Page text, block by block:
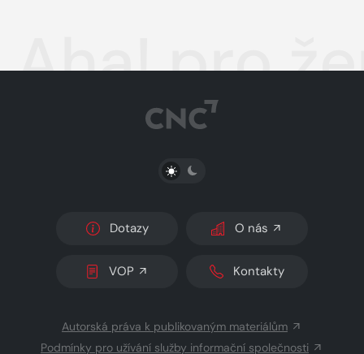
Aha! pro
PŘEPNOUT SVĚTLÝ/TMAVÝ REŽIM
Dotazy O nás
VOP Kontakty
Autorská práva k publikovaným materiálům
Podmínky pro užívání služby informační společnosti